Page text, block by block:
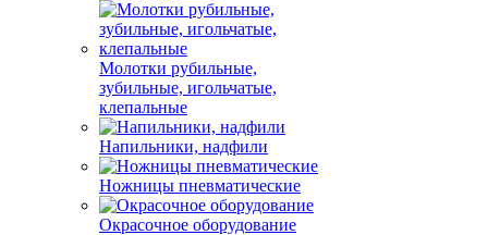
Молотки рубильные,
зубильные, игольчатые,
клепальные
Напильники, надфили
Ножницы пневматические
Окрасочное оборудование